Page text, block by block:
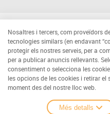
Nosaltres i tercers, com proveïdors
tecnologies similars (en endavant
protegir els nostres serveis, per a
per a publicar anuncis rellevants.
consentiment o selecciona les
les opcions de les cookies i retirar
moment des del nostre lloc web.
Més detalls